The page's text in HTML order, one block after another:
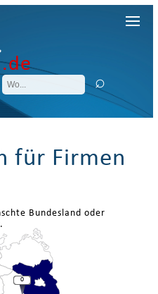
.de
für Firmen
Bundesland oder
0